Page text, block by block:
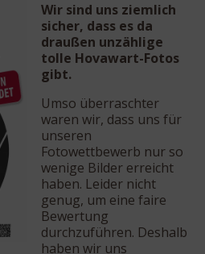
Wir sind uns ziemlich
sicher, dass es da
draußen unzählige
tolle Hovawart-Fotos
gibt.
Umso überraschter
waren wir, dass uns für
unseren
Fotowettbewerb nur so
wenige Bilder erreicht
haben. Leider nicht
genug, um eine faire
Bewertung
durchzuführen. Deshalb
haben wir uns